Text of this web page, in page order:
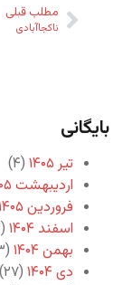
مطلب قبلی
ناکجاآبادی
بایگانی
تیر ۱۴۰۵
(۴)
اردیبهشت ۱۴۰۵
فروردین ۱۴۰۵
اسفند ۱۴۰۴
(۱۲)
بهمن ۱۴۰۴
(۱۳)
دی ۱۴۰۴
(۲۷)